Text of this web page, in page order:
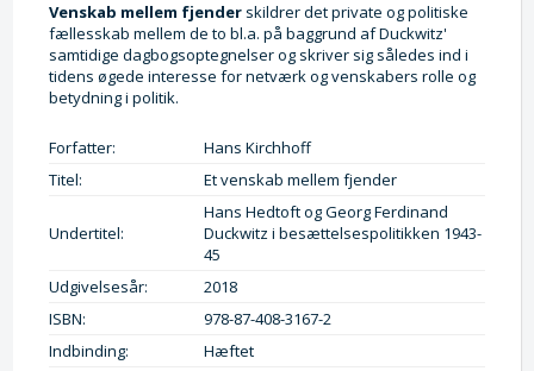
Venskab mellem fjender skildrer det private og politiske
fællesskab mellem de to bl.a. på baggrund af Duckwitz'
samtidige dagbogsoptegnelser og skriver sig således ind i
tidens øgede interesse for netværk og venskabers rolle og
betydning i politik.
Forfatter:
Hans Kirchhoff
Titel:
Et venskab mellem fjender
Undertitel:
Hans Hedtoft og Georg Ferdinand
Duckwitz i besættelsespolitikken 1943-
45
Udgivelsesår:
2018
ISBN:
978-87-408-3167-2
Indbinding:
Hæftet